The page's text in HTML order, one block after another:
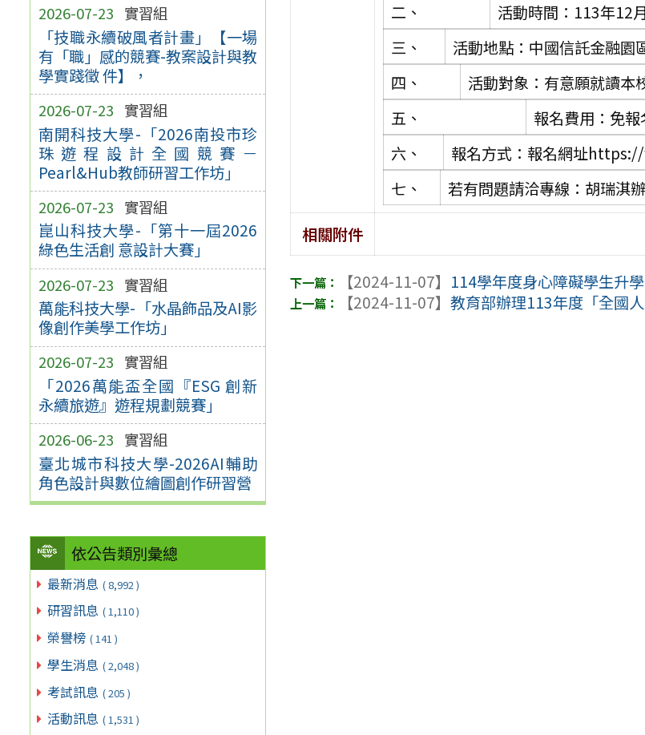
2026-07-23 實習組
「技職永續破風者計畫」【一場
有「職」感的競賽-教案設計與教
學實踐徵 件】，
2026-07-23 實習組
南開科技大學-「2026南投市珍
珠遊程設計全國競賽－
Pearl&Hub教師研習工作坊」
2026-07-23 實習組
崑山科技大學-「第十一屆2026
綠色生活創 意設計大賽」
2026-07-23 實習組
萬能科技大學-「水晶飾品及AI影
像創作美學工作坊」
2026-07-23 實習組
「2026萬能盃全國『ESG 創新
永續旅遊』遊程規劃競賽」
2026-06-23 實習組
臺北城市科技大學-2026AI輔助
角色設計與數位繪圖創作研習營
依公告類別彙總
最新消息 ( 8,992 )
研習訊息 ( 1,110 )
榮譽榜 ( 141 )
學生消息 ( 2,048 )
考試訊息 ( 205 )
活動訊息 ( 1,531 )
二、
活動時間：113年12
三、
活動地點：中國信託金融園
四、
活動對象：有意願就讀本
五、
報名費用：免報
六、
報名方式：報名網址
七、
若有問題請洽專線：胡瑞淇
相關附件
【2024-11-07】 114學年度身心障礙學生升
【2024-11-07】教育部辦理113年度「全國